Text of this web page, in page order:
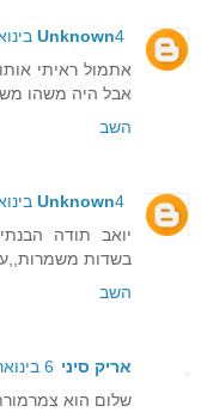
Unknown4 בינואר 2015 בשעה 7:01
אתמול ראיתי
אבל היה משהו
השב
Unknown4 בינואר 2015 בשעה 11:21
יואב תודה
בשדות
השב
אריק סיני 6 בינואר 2015 בשעה 8:06
שלום הוא